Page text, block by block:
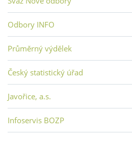
Odbory INFO
Průměrný výdělek
Český statistický úřad
Javořice, a.s.
Infoservis BOZP